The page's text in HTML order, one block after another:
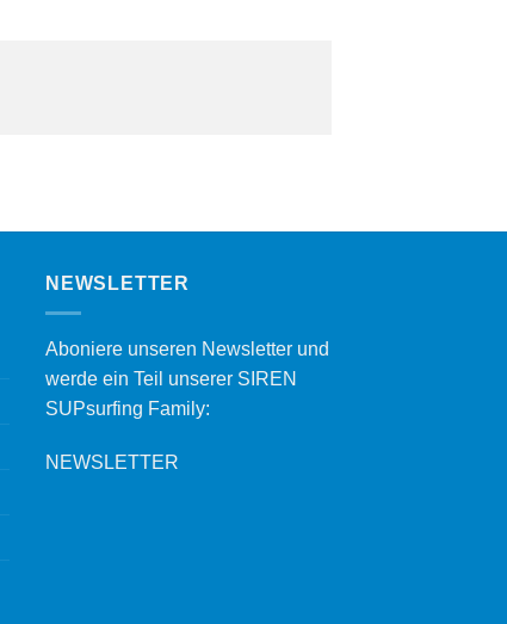
NEWSLETTER
Aboniere unseren Newsletter und
werde ein Teil unserer SIREN
SUPsurfing Family:
NEWSLETTER